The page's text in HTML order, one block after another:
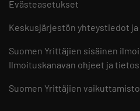
Evästeasetukset
Keskusjärjestön yhteystiedot
Suomen Yrittäjien sisäinen
Ilmoituskanavan ohjeet ja
Suomen Yrittäjien